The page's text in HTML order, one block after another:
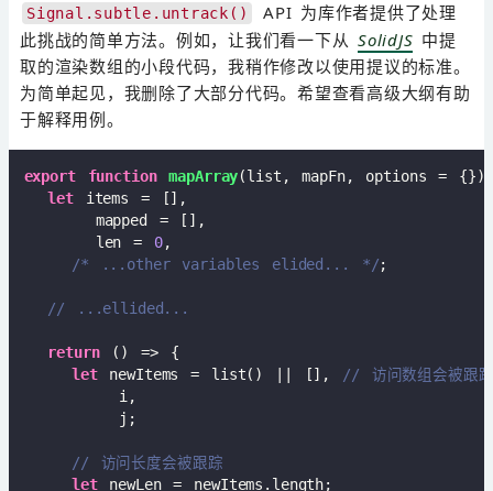
Signal.subtle.untrack()
API 为库作者提供了处理
此挑战的简单方法。例如，让我们看一下从 SolidJS 中提
取的渲染数组的小段代码，我稍作修改以使用提议的标准。
为简单起见，我删除了大部分代码。希望查看高级大纲有助
于解释用例。
export function mapArray(list, mapFn, options = {}
let items = [],
      mapped = [],
      len =
0,
/* ...other variables elided... */;
// ...ellided...
return () => {
let newItems = list() || [],
// 访问数组会被
        i,
        j;
// 访问长度会被跟踪
let newLen = newItems.length;